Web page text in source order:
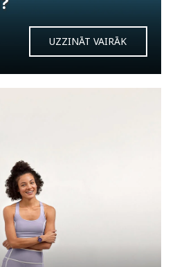
UZZINĀT VAIRĀK